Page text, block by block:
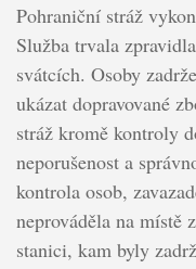
Pohraniční stráž
Služba trvala
svátcích. Osoby
ukázat dopravované
stráž kromě kontroly
neporušenost a
kontrola osob,
neprováděla na místě
stanici, kam byly